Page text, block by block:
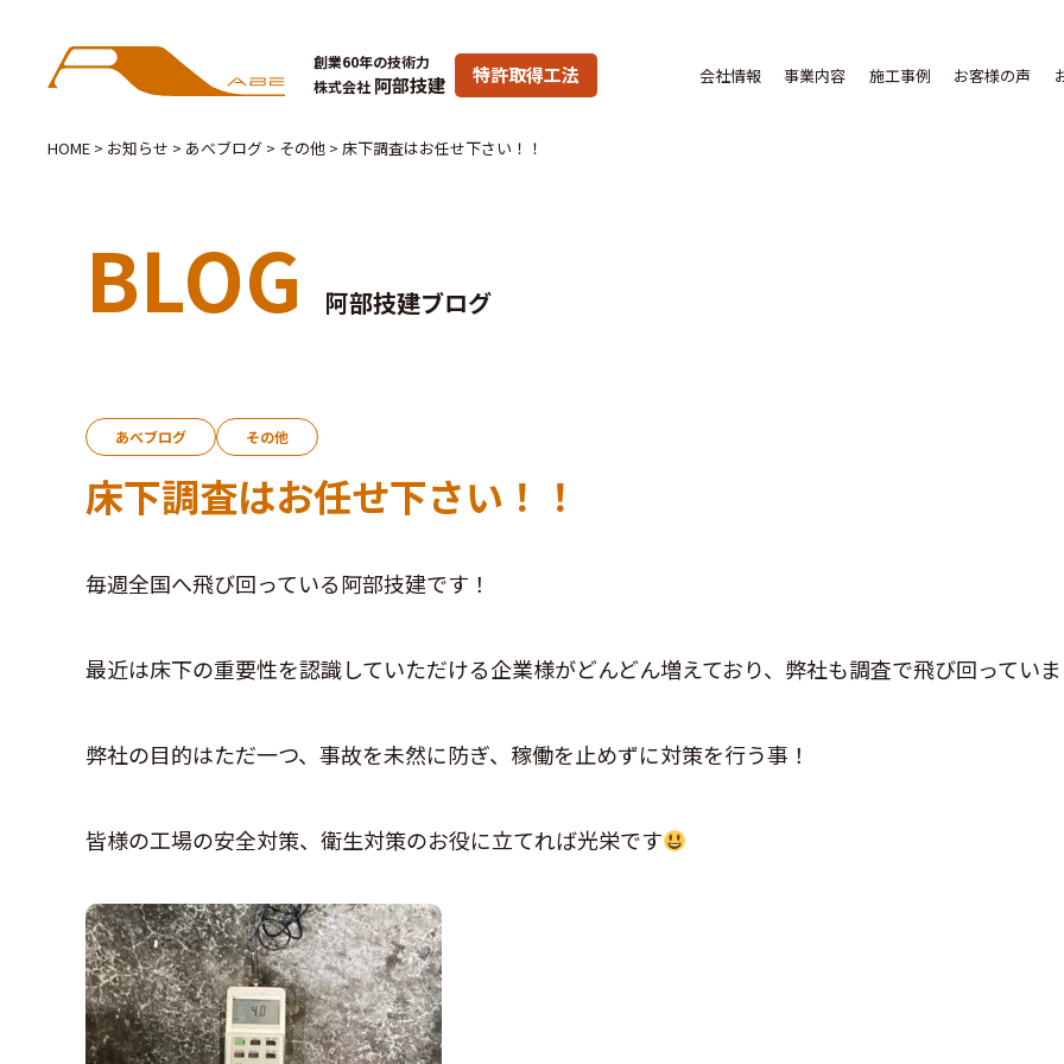
創業60年の技術力
株式会社 阿部技建 特許取得工法 会社情報 事業内容 施工事例 お客様の声
HOME > お知らせ > あべブログ > その他 > 床下調査はお任せ下さい！！
BLOG 阿部技建ブログ
あべブログ その他
床下調査はお任せ下さい！！
毎週全国へ飛び回っている阿部技建です！
最近は床下の重要性を認識していただける企業様がどんどん増えており、弊社も調査で飛び回ってい
弊社の目的はただ一つ、事故を未然に防ぎ、稼働を止めずに対策を行う事！
皆様の工場の安全対策、衛生対策のお役に立てれば光栄です